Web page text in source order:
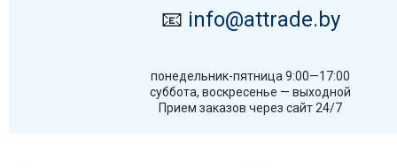
📧 info@attrade.by
понедельник-пятница 9:00—17:00
суббота, воскресенье — выходной
Прием заказов через сайт 24/7